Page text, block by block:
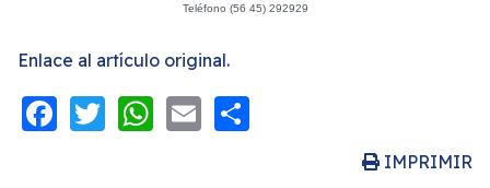
Teléfono (56 45) 292929
Enlace al artículo original.
Facebook
Twitter
WhatsApp
Email
IMPRIMIR